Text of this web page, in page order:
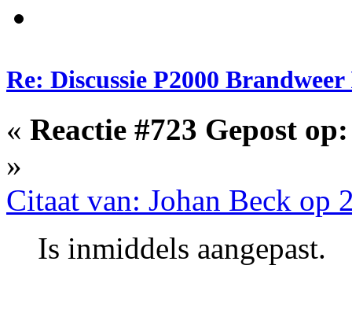
Re: Discussie P2000
« Reactie #723 Gepost op:
»
Citaat van: Johan Beck op
Is inmiddels aangepast.